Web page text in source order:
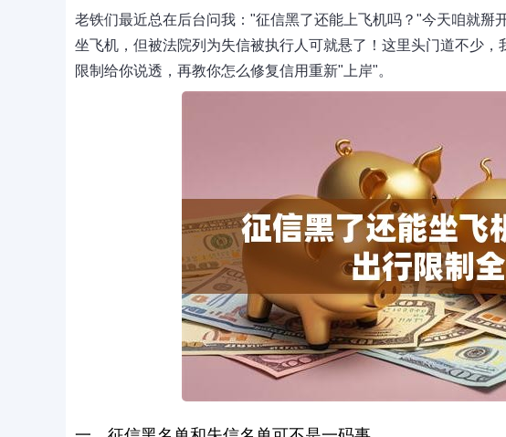
老铁们最近总在后台问我："征信黑了还能上飞机吗？"今天咱就掰
坐飞机，但被法院列为失信被执行人可就悬了！这里头门道不少
限制给你说透，再教你怎么修复信用重新"上岸"。